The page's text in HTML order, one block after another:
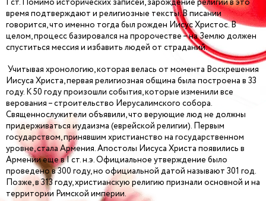
I ст. Помимо исторических записей, зарождение религии в это
время подтверждают и религиозные тексты. В писании
говорится, что именно тогда был рожден Иисус Христос. В
целом, процесс базировался на пророчестве – на Землю должен
спуститься мессия и избавить людей от страданий.
Учитывая хронологию, которая велась от момента Воскрешения
Иисуса Христа, первая религиозная община была построена в 33
году. К 50 году произошли события, которые изменили все
верования – строительство Иерусалимского собора.
Священнослужители объявили, что верующие люд не должны
придерживаться иудаизма (еврейской религии). Первым
государством, принявшим христианство на государственном
уровне, стала Армения. Апостолы Иисуса Христа появились в
Армении еще в I ст. н.э. Официальное утверждение было
проведено в 300 году, но официальной датой называют 301 год.
Позже, в 313 году, христианскую религию признали основной и на
территории Римской империи.